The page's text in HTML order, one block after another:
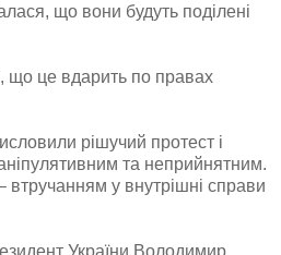
що вони будуть поділені
що це вдарить по правах
рішучий протест і
та неприйнятним.
у внутрішні справи
України Володимир